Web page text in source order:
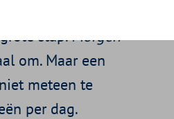
stap.Morgen
om. Maar een
meteen te
per dag.